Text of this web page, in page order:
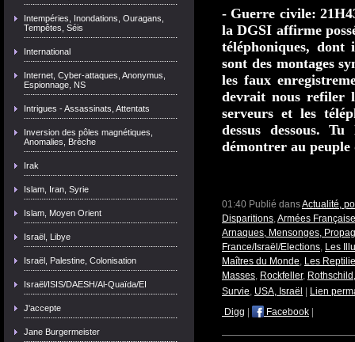
Intempéries, Inondations, Ouragans,
Tempêtes, Séis
International
Internet, Cyber-attaques, Anonymus,
Espionnage, NS
Intrigues - Assassinats, Attentats
Inversion des pôles magnétiques,
Anomalies, Brèche
Irak
Islam, Iran, Syrie
Islam, Moyen Orient
Israël, Libye
Israël, Palestine, Colonisation
Israël/ISIS/DAESH/Al-Quaïda/EI
J'accepte
Jane Burgermeister
- Guerre civile:
la DGSI affirme
téléphoniques,
sont des montages
les faux
devrait nous refiler
serveurs et les
dessus dessous. Tu
démontrer au peuple
01:40 Publié dansActualité,
Disparitions,Armées
Arnaques, Mensonges,
France/Israël/Elections, Les
Maîtres du Monde, Les
Masses, Rockfeller,
Survie, USA, Israël
Lien
Digg
Facebook